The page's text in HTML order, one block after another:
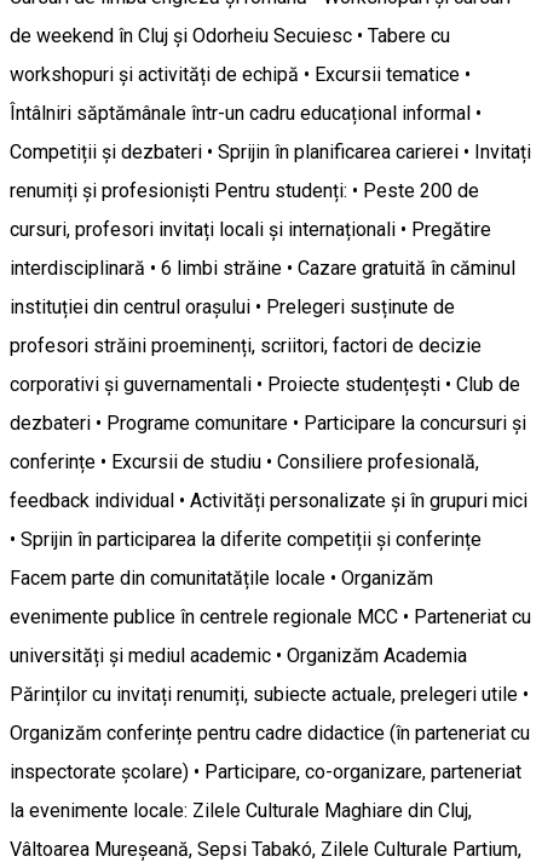
de weekend în Cluj și Odorheiu Secuiesc • Tabere cu
workshopuri și activități de echipă • Excursii tematice •
Întâlniri săptămânale într-un cadru educațional informal •
Competiții și dezbateri • Sprijin în planificarea carierei • Invitați
renumiți și profesioniști Pentru studenți: • Peste 200 de
cursuri, profesori invitați locali și internaționali • Pregătire
interdisciplinară • 6 limbi străine • Cazare gratuită în căminul
instituției din centrul orașului • Prelegeri susținute de
profesori străini proeminenți, scriitori, factori de decizie
corporativi și guvernamentali • Proiecte studențești • Club de
dezbateri • Programe comunitare • Participare la concursuri și
conferințe • Excursii de studiu • Consiliere profesională,
feedback individual • Activități personalizate și în grupuri mici
• Sprijin în participarea la diferite competiții și conferințe
Facem parte din comunitatățile locale • Organizăm
evenimente publice în centrele regionale MCC • Parteneriat cu
universități și mediul academic • Organizăm Academia
Părinților cu invitați renumiți, subiecte actuale, prelegeri utile •
Organizăm conferințe pentru cadre didactice (în parteneriat cu
inspectorate școlare) • Participare, co-organizare, parteneriat
la evenimente locale: Zilele Culturale Maghiare din Cluj,
Vâltoarea Mureșeană, Sepsi Tabakó, Zilele Culturale Partium,